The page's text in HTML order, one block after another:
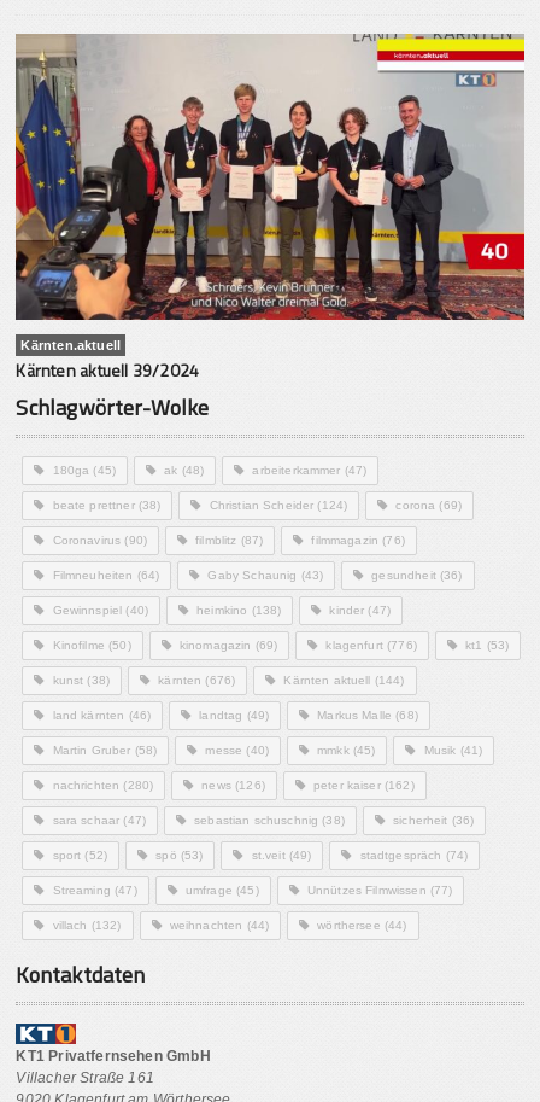
Kärnten.aktuell
Kärnten aktuell 39/2024
Schlagwörter-Wolke
180ga (45) ak (48) arbeiterkammer (47)
beate prettner(38) Christian Scheider (124) corona (69)
Coronavirus (90) filmblitz (87) filmmagazin (76)
Filmneuheiten (64) Gaby Schaunig (43) gesundheit(36)
Gewinnspiel (40) heimkino (138) kinder (47)
Kinofilme (50) kinomagazin (69) klagenfurt(776) kt1 (53)
kunst (38) kärnten (676) Kärnten aktuell (144)
land kärnten (46) landtag (49) Markus Malle (68)
Martin Gruber (58) messe (40) mmkk(45) Musik (41)
nachrichten (280) news(126) peter kaiser(162)
sara schaar (47) sebastian schuschnig (38) sicherheit (36)
sport (52) spö (53) st.veit(49) stadtgespräch (74)
Streaming (47) umfrage (45) Unnützes Filmwissen (77)
villach (132) weihnachten (44) wörthersee (44)
Kontaktdaten
KT1 Privatfernsehen GmbH
Villacher Straße 161